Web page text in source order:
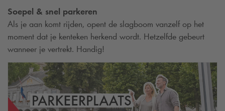
Soepel & snel parkeren
Als je aan komt rijden, opent de slagboom vanzelf op het
moment dat je kenteken herkend wordt. Hetzelfde gebeurt
wanneer je vertrekt. Handig!